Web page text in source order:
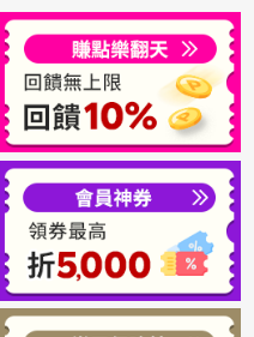
台，綁定任一發卡銀行的信
密碼即可完成付款。
一卡通MONEY，註冊並連結
付款。
智慧型手機，並請務必
，以利宅配公司連繫。
貨權益
回運費
心~官
後服務諮詢專線
適用：
較短或解約時即將逾期
腐壞，保存期限少於七
即將逾期，均不適宜退還
。因您有充裕的資料與
出版品具有時效性。
軟體。
容或一經提供即為完成
供。
資料外流出去。敝公司所
、電子信箱等)決不會轉
察機構等國家機關的調用